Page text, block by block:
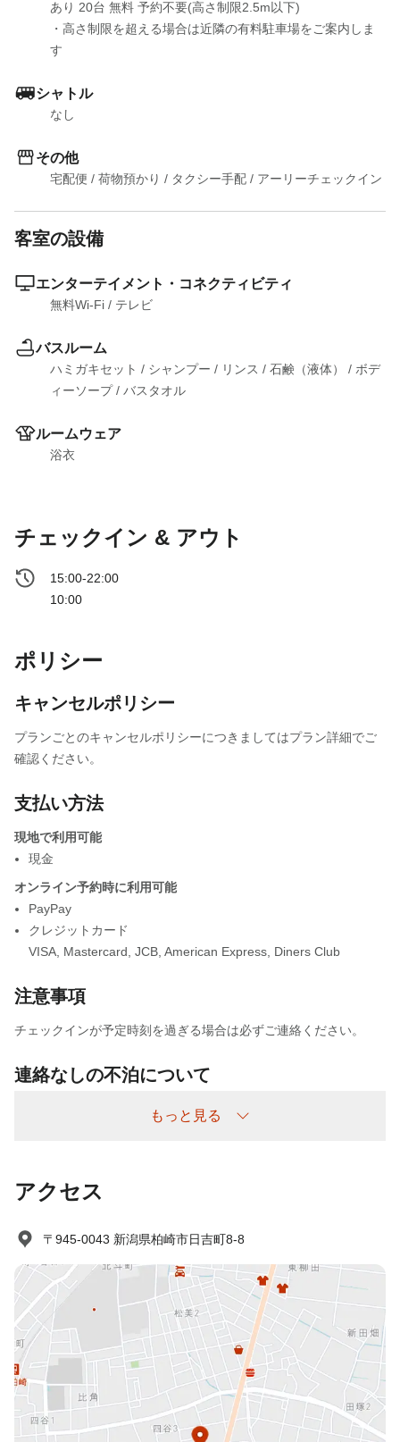
あり 20台 無料 予約不要(高さ制限2.5m以下)
・高さ制限を超える場合は近隣の有料駐車場をご案内しま
す
シャトル
なし
その他
宅配便 / 荷物預かり / タクシー手配 / アーリーチェックイン
客室の設備
エンターテイメント・コネクティビティ
無料Wi-Fi / テレビ
バスルーム
ハミガキセット / シャンプー / リンス / 石鹸（液体） / ボデ
ィーソープ / バスタオル
ルームウェア
浴衣
チェックイン & アウト
15:00-22:00
10:00
ポリシー
キャンセルポリシー
プランごとのキャンセルポリシーにつきましてはプラン詳細でご
確認ください。
支払い方法
現地で利用可能
現金
オンライン予約時に利用可能
PayPay
クレジットカード
VISA Mastercard JCB American Express Diners Club
注意事項
チェックインが予定時刻を過ぎる場合は必ずご連絡ください。
連絡なしの不泊について
不泊については以下の通り頂戴いたします。
もっと見る
アクセス
〒945-0043 新潟県柏崎市日吉町8-8